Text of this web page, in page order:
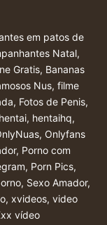
em patos de
Natal,
Gratis, Bananas
Nus, filme
, Fotos de Penis,
, hentaihq,
, Onlyfans
, Porno com
, Porn Pics,
, Sexo Amador,
, xvideos, video
vídeo